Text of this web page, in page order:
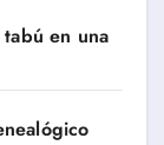
en una